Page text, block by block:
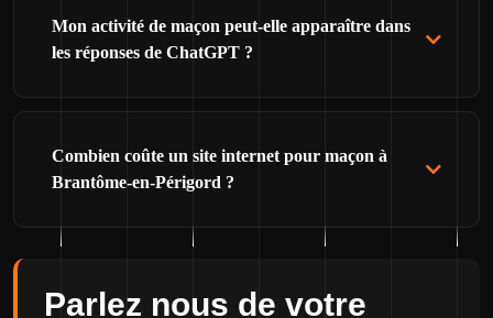
Mon activité de maçon peut-elle apparaître dans
les réponses de ChatGPT ?
Combien coûte un site internet pour maçon à
Brantôme-en-Périgord ?
Parlez nous de votre